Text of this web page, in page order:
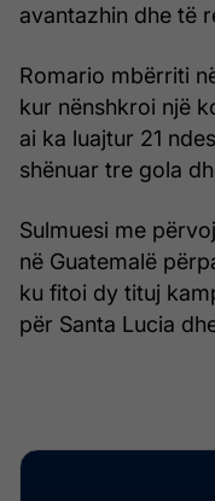
avantazhin dhe të
Romario mbërriti
kur nënshkroi një
ai ka luajtur 21
shënuar tre gola
Sulmuesi me
në Guatemalë
ku fitoi dy tituj
për Santa Lucia